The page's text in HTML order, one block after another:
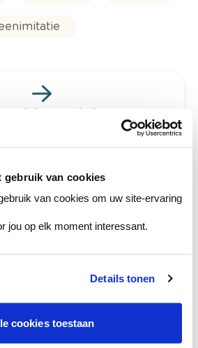
gebruik van cookies
van cookies om uw site-ervaring
jou op elk moment interessant.
Details tonen
cookies toestaan
aan huis
de kleuradviseur door je
technologische check-up
je kleur in de winkel
stalen van je